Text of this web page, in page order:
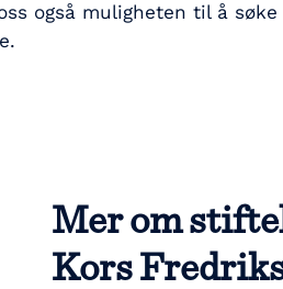
også muligheten til å
Mer om
Kors